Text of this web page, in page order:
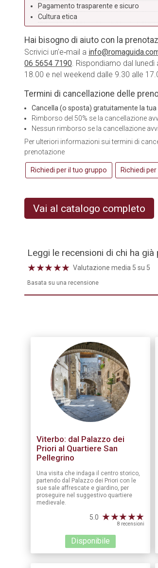
Pagamento trasparente e sicuro
Cultura etica
Hai bisogno di aiuto con la
Scrivici un'e‑mail a
06 5654 7190. Rispondiamo dal lunedì
18.00 e nel weekend dalle 9.30 alle
Termini di cancellazione delle
Cancella (o sposta) gratuitamente la
Rimborso del 50% se la cancellazione
Nessun rimborso se la cancellazione
Per ulteriori informazioni sui termini di
prenotazione
Richiedi per il tuo gruppo Richiedi
Vai al catalogo completo
Leggi le recensioni di chi ha
★★★★★ Valutazione media 5 su 5
Basata su una recensione
Viterbo: dal Palazzo dei
Priori al Quartiere San
Pellegrino
Una visita che indaga il centro storico,
partendo dal Palazzo dei Priori con le
sue sale affrescate e giardino, per
proseguire nel suggestivo quartiere
medievale.
5.0 ★★★★★
8 recensioni
Disponibile